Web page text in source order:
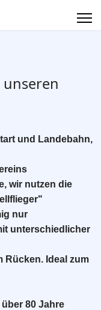
und Landebahn,
wir nutzen die
nur
unterschiedlicher
Rücken. Ideal zum
80 Jahre